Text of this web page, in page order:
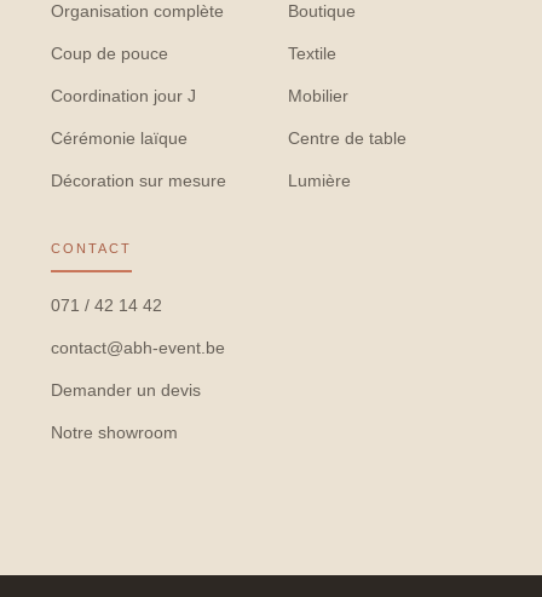
Organisation complète
Coup de pouce
Coordination jour J
Cérémonie laïque
Décoration sur mesure
Boutique
Textile
Mobilier
Centre de table
Lumière
CONTACT
071 / 42 14 42
contact@abh-event.be
Demander un devis
Notre showroom